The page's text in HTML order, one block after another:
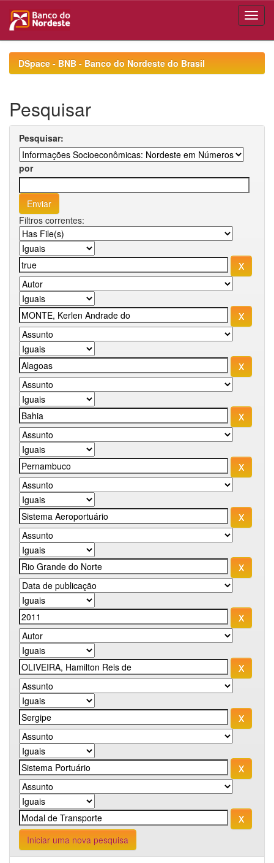
navigationDSpace - BNB - Banco do Nordeste do Brasil
Pesquisar
Pesquisar:
por
Filtros correntes:
Iniciar uma nova pesquisa